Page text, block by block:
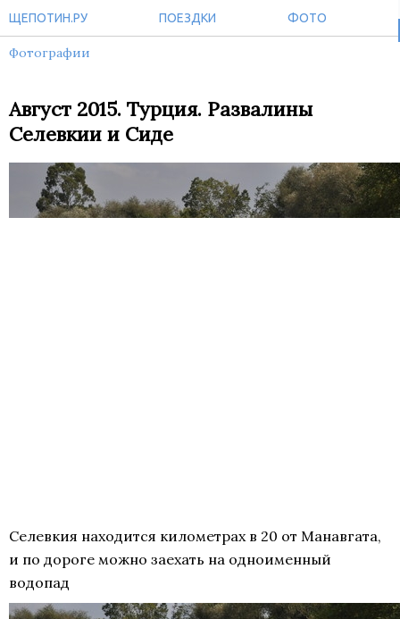
ЩЕПОТИН.РУ ПОЕЗДКИ ФОТО
Фотографии
Август 2015. Турция. Развалины
Селевкии и Сиде
Селевкия находится километрах в 20 от Манавгата,
и по дороге можно заехать на одноименный
водопад